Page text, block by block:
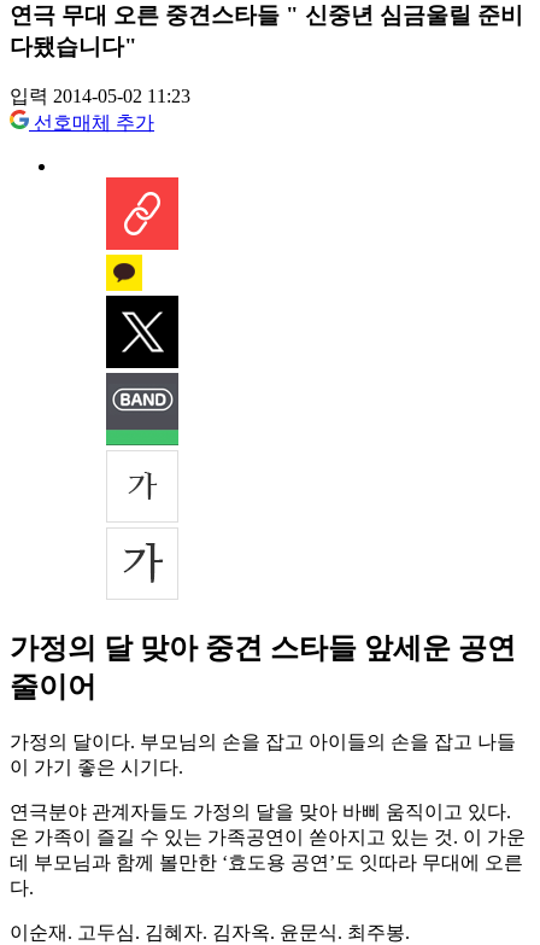
연극 무대 오른 중견스타들 " 신중년 심금울릴 준비
다됐습니다"
입력 2014-05-02 11:23
선호매체 추가
가정의 달 맞아 중견 스타들 앞세운 공연
줄이어
가정의 달이다. 부모님의 손을 잡고 아이들의 손을 잡고 나들
이 가기 좋은 시기다.
연극분야 관계자들도 가정의 달을 맞아 바삐 움직이고 있다.
온 가족이 즐길 수 있는 가족공연이 쏟아지고 있는 것. 이 가운
데 부모님과 함께 볼만한 ‘효도용 공연’도 잇따라 무대에 오른
다.
이순재. 고두심. 김혜자. 김자옥. 윤문식. 최주봉.